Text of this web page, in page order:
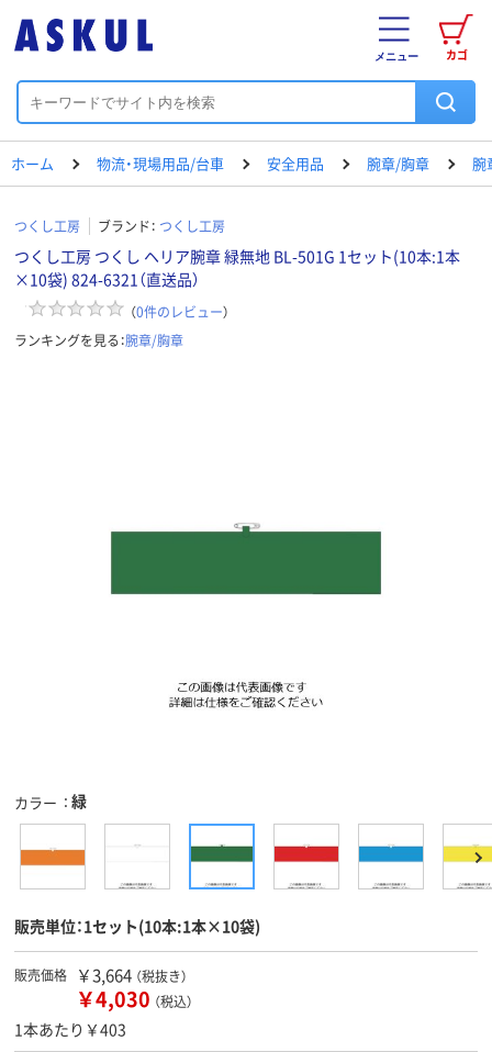
カゴ
メニュー
ホーム 物流・現場用品/台車 安全用品 腕章/胸章 腕
つくし工房 ブランド： つくし工房
つくし工房 つくし ヘリア腕章 緑無地 BL-501G 1セット(10本:1本
×10袋) 824-6321（直送品）
（0件のレビュー）
ランキングを見る：腕章/胸章
カラー 緑
販売単位：1セット(10本:1本×10袋)
販売価格 ￥3,664 （税抜き）
￥4,030 （税込）
1本あたり￥403